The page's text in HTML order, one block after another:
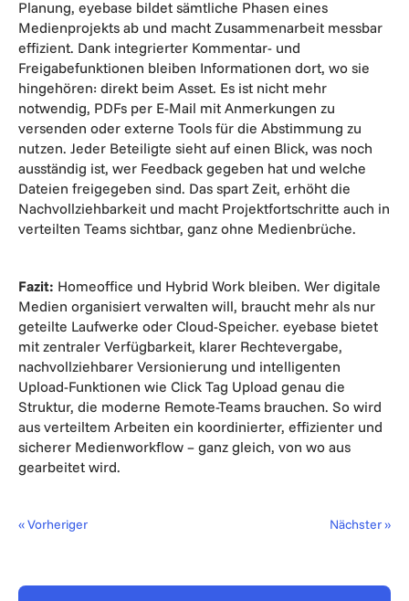
Planung, eyebase bildet sämtliche Phasen eines
Medienprojekts ab und macht Zusammenarbeit messbar
effizient. Dank integrierter Kommentar- und
Freigabefunktionen bleiben Informationen dort, wo sie
hingehören: direkt beim Asset. Es ist nicht mehr
notwendig, PDFs per E-Mail mit Anmerkungen zu
versenden oder externe Tools für die Abstimmung zu
nutzen. Jeder Beteiligte sieht auf einen Blick, was noch
ausständig ist, wer Feedback gegeben hat und welche
Dateien freigegeben sind. Das spart Zeit, erhöht die
Nachvollziehbarkeit und macht Projektfortschritte auch in
verteilten Teams sichtbar, ganz ohne Medienbrüche.
Fazit: Homeoffice und Hybrid Work bleiben. Wer digitale
Medien organisiert verwalten will, braucht mehr als nur
geteilte Laufwerke oder Cloud-Speicher. eyebase bietet
mit zentraler Verfügbarkeit, klarer Rechtevergabe,
nachvollziehbarer Versionierung und intelligenten
Upload-Funktionen wie Click Tag Upload genau die
Struktur, die moderne Remote-Teams brauchen. So wird
aus verteiltem Arbeiten ein koordinierter, effizienter und
sicherer Medienworkflow – ganz gleich, von wo aus
gearbeitet wird.
« Vorheriger Nächster »